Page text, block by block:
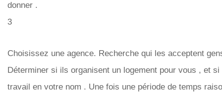
donner .
3
Choisissez une agence. Recherche qui les acceptent
Déterminer si ils organisent un logement pour vous , et
travail en votre nom . Une fois une période de temps